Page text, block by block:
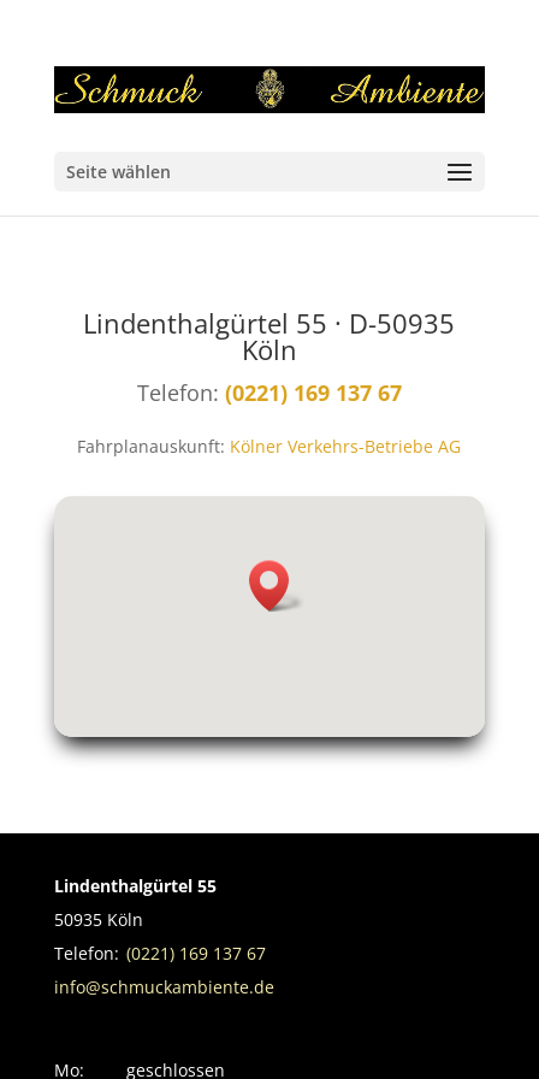
Seite wählen
Lindenthalgürtel 55 · D-50935
Köln
Telefon: (0221) 169 137 67
Fahrplanauskunft: Kölner Verkehrs-Betriebe AG
Lindenthalgürtel 55
50935 Köln
Telefon: (0221) 169 137 67
info@schmuckambiente.de
Mo: geschlossen